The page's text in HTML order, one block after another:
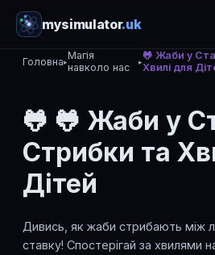
mysimulator.uk
Головна▸Магія
навколо нас
▸🐸 Жаби у
Хвилі для
🐸 🐸 Жаби у
Стрибки та
Дітей
Дивись, як жаби стрибають між
ставку! Спостерігай за хвилями